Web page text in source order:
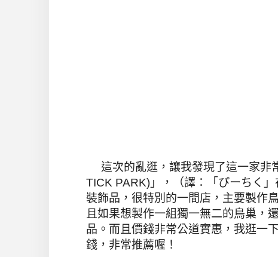
這次的亂逛，讓我發現了這一家非
TICK PARK)」，（譯：「ぴーちく
裝飾品，很特別的一間店，主要製作
且如果想製作一組獨一無二的鳥巢，
品。而且價錢非常公道實惠，我逛一
錢，非常推薦喔！